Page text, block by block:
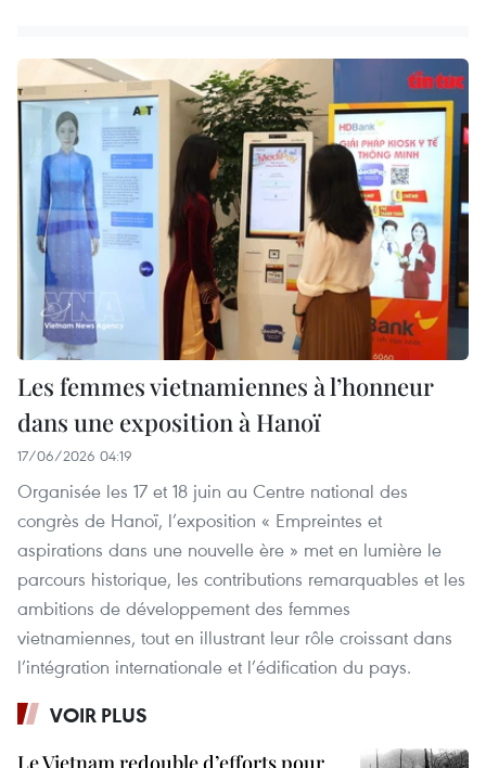
Les femmes vietnamiennes à l’honneur
dans une exposition à Hanoï
17/06/2026 04:19
Organisée les 17 et 18 juin au Centre national des
congrès de Hanoï, l’exposition « Empreintes et
aspirations dans une nouvelle ère » met en lumière le
parcours historique, les contributions remarquables et les
ambitions de développement des femmes
vietnamiennes, tout en illustrant leur rôle croissant dans
l’intégration internationale et l’édification du pays.
VOIR PLUS
Le Vietnam redouble d’efforts pour